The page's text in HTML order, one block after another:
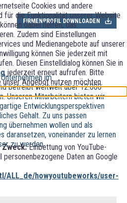
Cookies und andere
für die Funktionalität unserer Website
dabei helfen, das
Zudem sind Einstellungen
und Medienangebote auf unserer
können Sie jederzeit mit
Diesen Einstelldialog können Sie in
jederzeit erneut aufrufen. Bitte
Angebot nutzen möchten.
Zweck:Einbettung von YouTube-
Daten an Google
ALL_de/howyoutubeworks/user-
FIRMENPROFIL DOWNLOADEN
im
betreibt weltweit über 12.000
Unseren Mitarbeitern bieten wir
Entwicklungsperspektiven
Gehalt. Zu uns passen
übernehmen wollen und als
daransetzen, voneinander zu lernen
zu werden.